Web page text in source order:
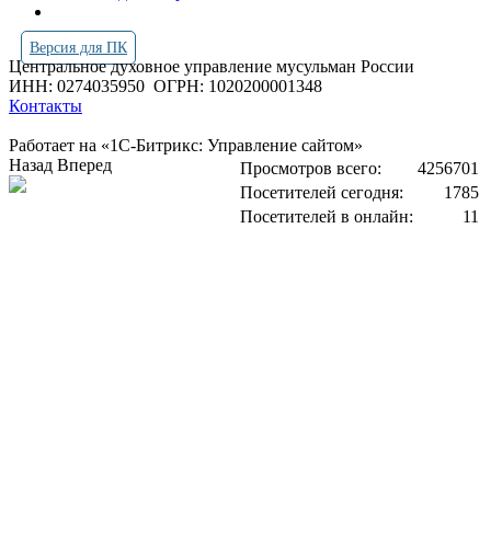
Версия для ПК
Центральное духовное управление мусульман России
ИНН: 0274035950 ОГРН: 1020200001348
Контакты
Работает на «1С-Битрикс: Управление сайтом»
Просмотров всего:
4256701
Посетителей сегодня:
1785
Посетителей в онлайн:
11
Назад Вперед